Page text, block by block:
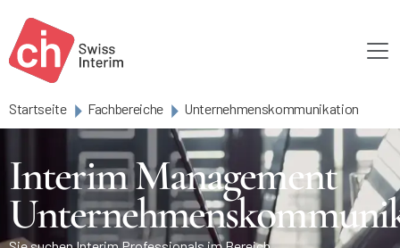
Startseite Fachbereiche Unternehmenskommunikation
Interim Management